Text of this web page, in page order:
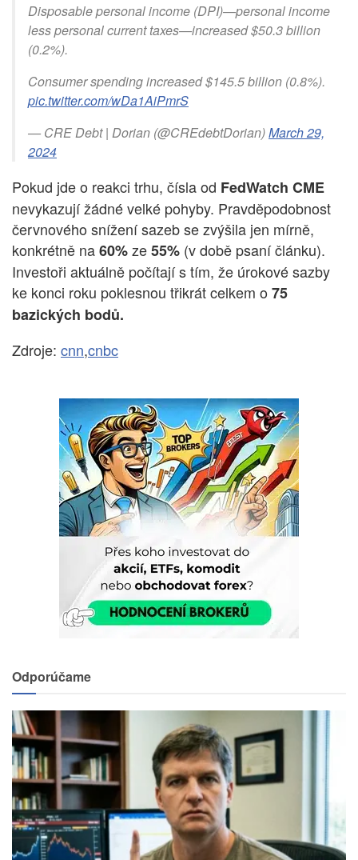
Disposable personal income (DPI)—personal income
less personal current taxes—increased $50.3 billion
(0.2%).
Consumer spending increased $145.5 billion (0.8%).
pic.twitter.com/wDa1AiPmrS
— CRE Debt | Dorian (@CREdebtDorian)March 29,
2024
Pokud jde o reakci trhu, čísla od FedWatch CME
nevykazují žádné velké pohyby. Pravděpodobnost
červnového snížení sazeb se zvýšila jen mírně,
konkrétně na60%ze55% (v době psaní článku).
Investoři aktuálně počítají s tím, že úrokové sazby
ke konci roku poklesnou třikrát celkem o 75
bazických bodů.
Zdroje: cnn,cnbc
Odporúčame